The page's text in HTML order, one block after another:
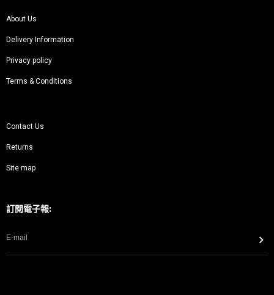
About Us
Delivery Information
Privacy policy
Terms & Conditions
Contact Us
Returns
Site map
訂閱電子報: